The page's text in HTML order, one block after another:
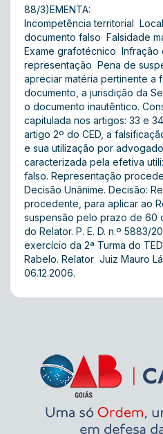
88/3)EMENTA:
Incompetência territorial 
documento falso  Falsidade
Exame grafotécnico  Infração
representação  Pena de
apreciar matéria pertinente a
documento, a jurisdição da
o documento inautêntico.
capitulada nos artigos: 33 e
artigo 2º do CED, a
e sua utilização por
caracterizada pela efetiva
falso. Representação
Decisão Unânime. Decisão:
procedente, para aplicar ao
suspensão pelo prazo de 60
do Relator. P. E. D. n.º 5883/
exercício da 2ª Turma do
Rabelo. Relator  Juiz Mauro
06.12.2006.